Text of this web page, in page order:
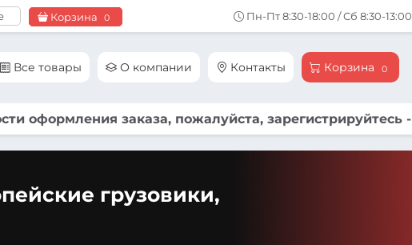
Корзина 0 Пн-Пт 8:30-18:00 / Сб 8:30-13:00
Все товары О компании Контакты Корзина 0
оформления заказа, пожалуйста, зарегистрируйтесь -
грузовики,